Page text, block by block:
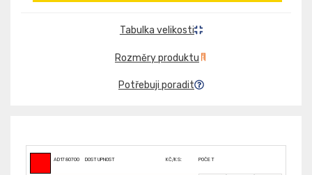
Tabulka velikosti
Rozměry produktu
Potřebuji poradit
AD1780700 DOSTUPNOST KČ/KS: POČET